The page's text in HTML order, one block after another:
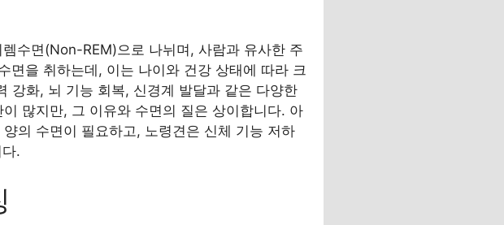
수면(Non-REM)으로 나뉘며, 사람과 유사한 주
면을 취하는데, 이는 나이와 건강 상태에 따라 크
강화, 뇌 기능 회복, 신경계 발달과 같은 다양한
많지만, 그 이유와 수면의 질은 상이합니다. 아
의 수면이 필요하고, 노령견은 신체 기능 저하
.